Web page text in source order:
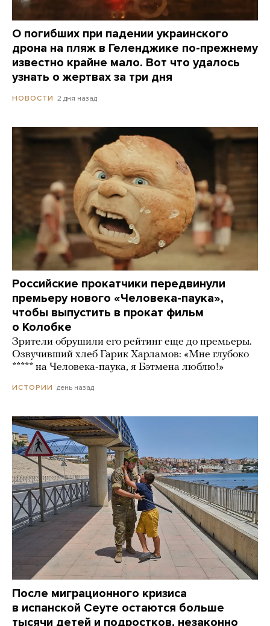
О погибших при падении украинского
дрона на пляж в Геленджике по-прежнему
известно крайне мало. Вот что удалось
узнать о жертвах за три дня
НОВОСТИ 2 дня назад
Российские прокатчики передвинули
премьеру нового «Человека-паука»,
чтобы выпустить в прокат фильм
о Колобке
Зрители обрушили его рейтинг еще до премьеры.
Озвучивший хлеб Гарик Харламов: «Мне глубоко
***** на Человека-паука, я Бэтмена люблю!»
ИСТОРИИ день назад
После миграционного кризиса
в испанской Сеуте остаются больше
тысячи детей и подростков, незаконно